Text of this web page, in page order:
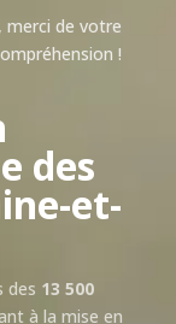
merci de votre
!
des
et-
des 13 500
à la mise en